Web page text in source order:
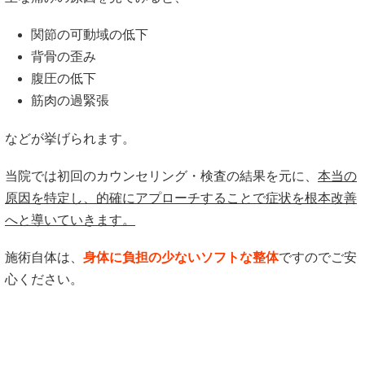
関節の可動域の低下
背骨の歪み
腹圧の低下
筋肉の過緊張
などが挙げられます。
当院では初回のカウンセリング・検査の結果を元に、 本当の
原因を特定し、的確にアプローチすることで症状を根本改善
へと導いていきます。
施術自体は、 身体に負担の少ないソフトな整体ですのでご安
心ください。